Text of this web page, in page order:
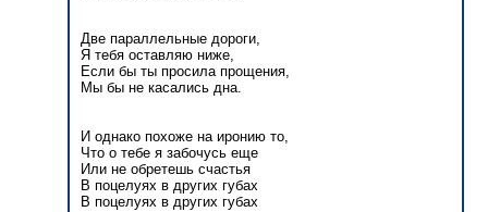
Две параллельные дороги,
Я тебя оставляю ниже,
Если бы ты просила прощения,
Мы бы не касались дна.
И однако похоже на иронию то,
Что о тебе я забочусь еще
Или не обретешь счастья
В поцелуях в других губах
В поцелуях в других губах